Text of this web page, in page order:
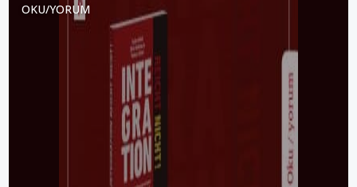
OKU/YORUM